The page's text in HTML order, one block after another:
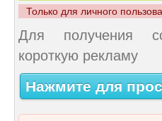
Только для личного
Для получения
короткую рекламу
Нажмите для